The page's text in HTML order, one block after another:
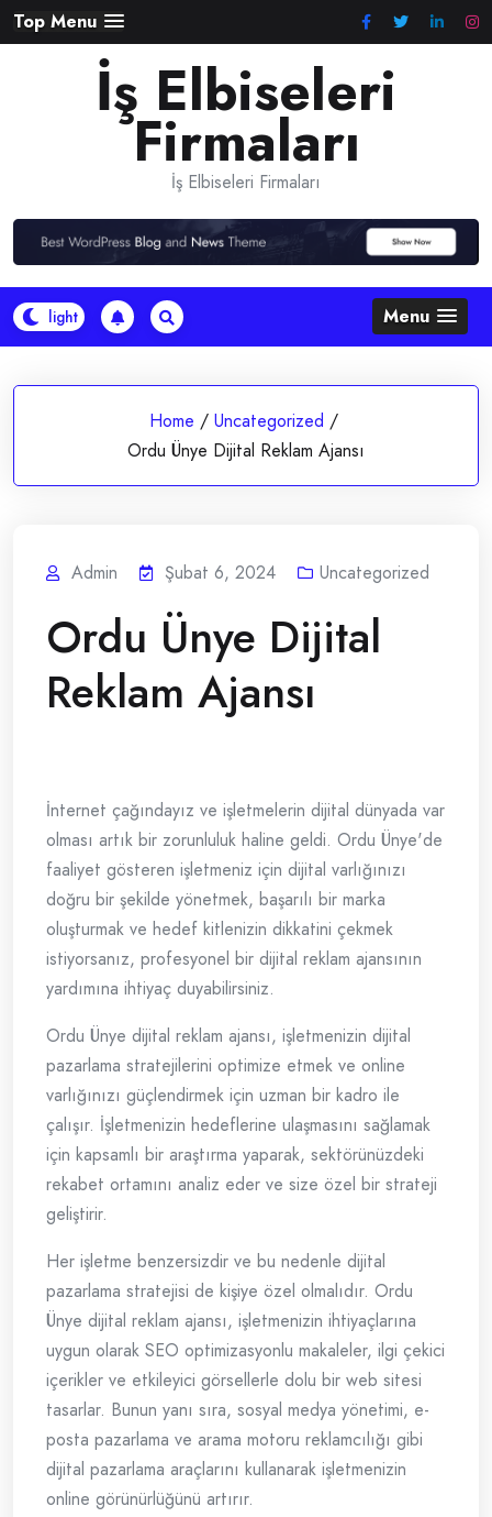
Skip
to
Top Menu
İş Elbiseleri
Firmaları
İş Elbiseleri Firmaları
Menu
Home / Uncategorized /
Ordu Ünye Dijital Reklam Ajansı
Admin Şubat 6, 2024 Uncategorized
Ordu Ünye Dijital
Reklam Ajansı
İnternet çağındayız ve işletmelerin dijital dünyada var
olması artık bir zorunluluk haline geldi. Ordu Ünye'de
faaliyet gösteren işletmeniz için dijital varlığınızı
doğru bir şekilde yönetmek, başarılı bir marka
oluşturmak ve hedef kitlenizin dikkatini çekmek
istiyorsanız, profesyonel bir dijital reklam ajansının
yardımına ihtiyaç duyabilirsiniz.
Ordu Ünye dijital reklam ajansı, işletmenizin dijital
pazarlama stratejilerini optimize etmek ve online
varlığınızı güçlendirmek için uzman bir kadro ile
çalışır. İşletmenizin hedeflerine ulaşmasını sağlamak
için kapsamlı bir araştırma yaparak, sektörünüzdeki
rekabet ortamını analiz eder ve size özel bir strateji
geliştirir.
Her işletme benzersizdir ve bu nedenle dijital
pazarlama stratejisi de kişiye özel olmalıdır. Ordu
Ünye dijital reklam ajansı, işletmenizin ihtiyaçlarına
uygun olarak SEO optimizasyonlu makaleler, ilgi çekici
içerikler ve etkileyici görsellerle dolu bir web sitesi
tasarlar. Bunun yanı sıra, sosyal medya yönetimi, e-
posta pazarlama ve arama motoru reklamcılığı gibi
dijital pazarlama araçlarını kullanarak işletmenizin
online görünürlüğünü artırır.